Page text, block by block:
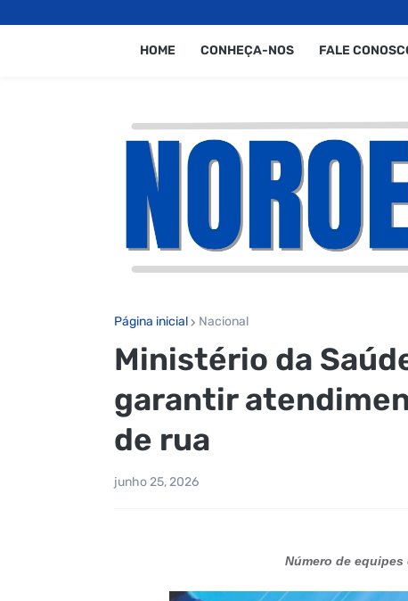
HOME CONHEÇA-NOS FALE
Página inicial Nacional
Ministério da
garantir
de rua
junho 25, 2026
Número de